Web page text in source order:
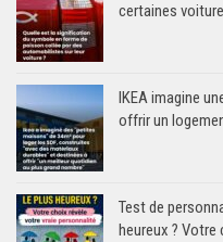
certaines
IKEA imagine
offrir un
Test de
heureux ?